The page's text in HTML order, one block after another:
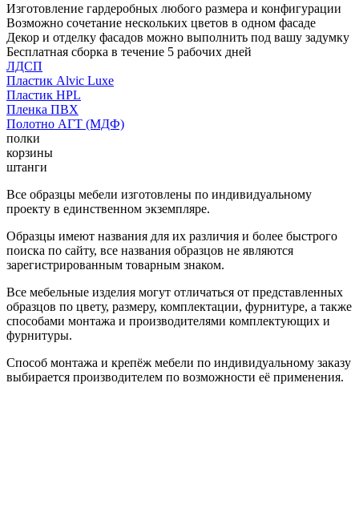
Изготовление гардеробных любого размера и конфигурации
Возможно сочетание нескольких цветов в одном фасаде
Декор и отделку фасадов можно выполнить под вашу задумку
Бесплатная сборка в течение 5 рабочих дней
ЛДСП
Пластик Alvic Luxe
Пластик HPL
Пленка ПВХ
Полотно АГТ (МДФ)
полки
корзины
штанги
Все образцы мебели изготовлены по индивидуальному
проекту в единственном экземпляре.
Образцы имеют названия для их различия и более быстрого
поиска по сайту, все названия образцов не являются
зарегистрированным товарным знаком.
Все мебельные изделия могут отличаться от представленных
образцов по цвету, размеру, комплектации, фурнитуре, а также
способами монтажа и производителями комплектующих и
фурнитуры.
Способ монтажа и крепёж мебели по индивидуальному заказу
выбирается производителем по возможности её применения.